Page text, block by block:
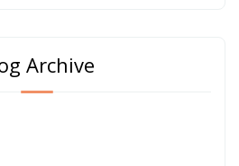
Archive